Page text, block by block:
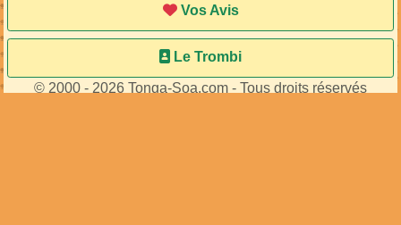
Vos Avis
Le Trombi
© 2000 - 2026 Tonga-Soa.com - Tous droits réservés